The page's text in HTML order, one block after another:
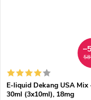
E-liquid Dekang USA Mix
30ml (3x10ml), 18mg